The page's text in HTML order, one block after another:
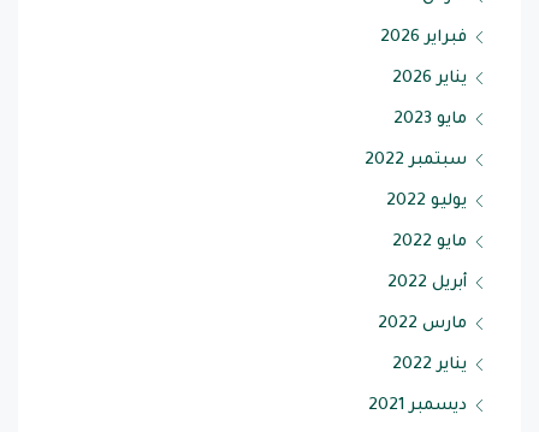
فبراير 2026
يناير 2026
مايو 2023
سبتمبر 2022
يوليو 2022
مايو 2022
أبريل 2022
مارس 2022
يناير 2022
ديسمبر 2021